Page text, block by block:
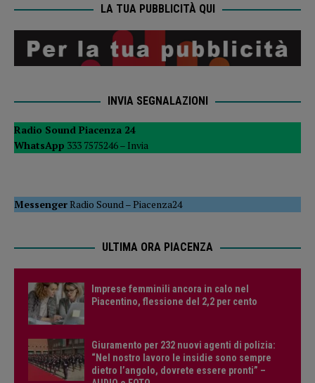
LA TUA PUBBLICITÀ QUI
INVIA SEGNALAZIONI
Radio Sound Piacenza 24
WhatsApp 333 7575246 – Invia
MessengerRadio Sound –Piacenza24
ULTIMA ORA PIACENZA
Imprese femminili ancora in calo nel
Piacentino, flessione del 2,2 per cento
Giuramento per 232 nuovi agenti di polizia:
“Nel nostro lavoro le insidie sono sempre
dietro l’angolo, dovrete essere pronti” –